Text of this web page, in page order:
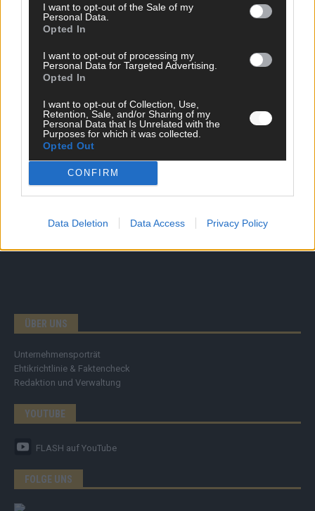
I want to opt-out of the Sale of my
Personal Data.
Opted In
I want to opt-out of processing my
Personal Data for Targeted Advertising.
Opted In
I want to opt-out of Collection, Use,
Retention, Sale, and/or Sharing of my
Personal Data that Is Unrelated with the
Purposes for which it was collected.
Opted Out
CONFIRM
Data Deletion Data Access Privacy Policy
DIREKT ZUM THEMA
Politik & Co
Tipps & Tricks
Brainpower
Specials
Meinung
Streams & Storys
ÜBER UNS
Unternehmensporträt
Ehtikrichtlinie & Faktencheck
Redaktion und Verwaltung
YOUTUBE
FLASH auf YouTube
FOLGE UNS